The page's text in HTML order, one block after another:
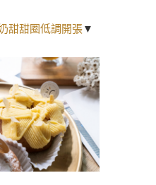
甜甜圈低調開張▼